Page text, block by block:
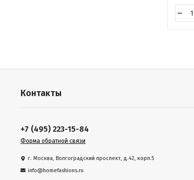
Контакты
+7 (495) 223-15-84
Форма обратной связи
г. Москва, Волгоградский проспект, д.42, корп.5
info@homefashions.ru